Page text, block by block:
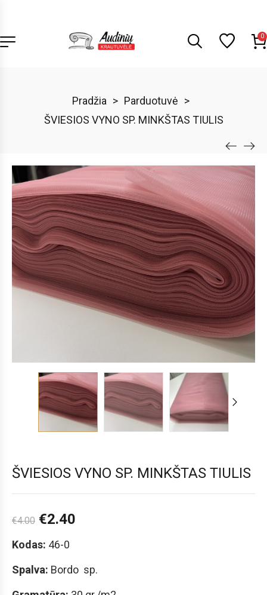
0
Pradžia > Parduotuvė >
ŠVIESIOS VYNO SP. MINKŠTAS TIULIS
ŠVIESIOS VYNO SP. MINKŠTAS TIULIS
€4.00 €2.40
Kodas: 46-0
Spalva: Bordo sp.